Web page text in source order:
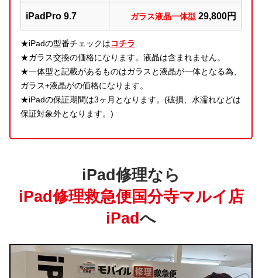
iPadPro 9.7 ガラス液晶一体型 29,800円
★iPadの型番チェックはコチラ
★ガラス交換の価格になります。液晶は含まれません。
★一体型と記載があるものはガラスと液晶が一体となる為、
ガラス+液晶がの価格になります。
★iPadの保証期間は3ヶ月となります。(破損、水濡れなどは
保証対象外となります。)
iPad修理なら
iPad修理救急便国分寺マルイ店
iPad へ